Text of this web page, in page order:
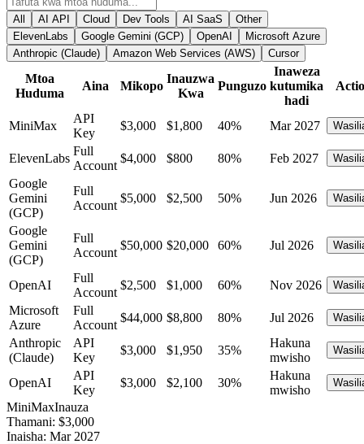
All AI API Cloud Dev Tools AI SaaS
Other
ElevenLabs
Google Gemini (GCP) OpenAI
Microsoft Azure
Anthropic (Claude)
Amazon Web Services (AWS) Cursor
Mtoa
Huduma
Aina Mikopo
Inauzwa
Kwa
Punguzo
Inaweza
kutumika
hadi
MiniMax
API
Key
$3,000 $1,800 40% Mar 2027
ElevenLabs
Full
Account
$4,000 $800 80% Feb 2027
Google
Gemini
(GCP)
Full
Account
$5,000 $2,500 50% Jun 2026
Google
Gemini
(GCP)
Full
Account
$50,000 $20,000 60% Jul 2026
OpenAI
Full
Account
$2,500 $1,000 60% Nov 2026
Microsoft
Azure
Full
Account
$44,000 $8,800 80% Jul 2026
Anthropic
(Claude)
API
Key
$3,000 $1,950 35%
Hakuna
mwisho
OpenAI
API
Key
$3,000 $2,100 30%
Hakuna
mwisho
MiniMaxInauza
Thamani: $3,000
Inaisha: Mar 2027